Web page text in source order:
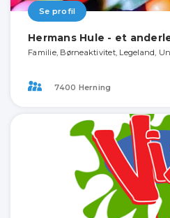
Se profil
Hermans Hule - et
Familie, Børneaktivitet, Legeland,
7400 Herning